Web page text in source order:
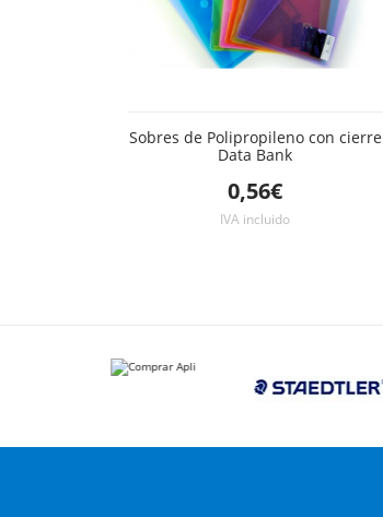
Sobres de Polipropileno con cierre
Data Bank
0,56€
IVA incluido